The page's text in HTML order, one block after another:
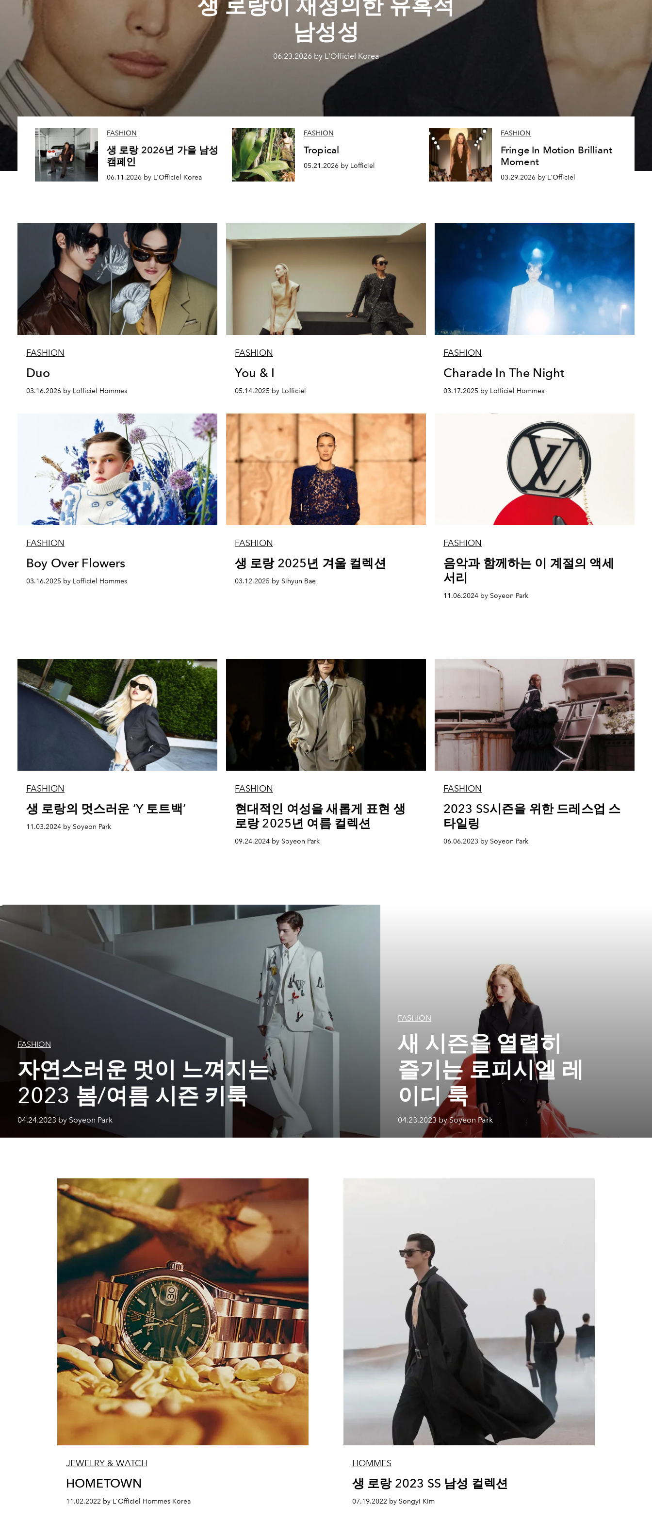
생 로랑이 재정의한 유혹적
남성성
06.23.2026 by L'Officiel Korea
FASHION
생 로랑 2026년 가을 남성
캠페인
06.11.2026 by L'Officiel Korea
FASHION
Tropical
05.21.2026 by Lofficiel
FASHION
Fringe In Motion Brilliant
Moment
03.29.2026 by L'Officiel
FASHION
Duo
03.16.2026 by Lofficiel Hommes
FASHION
You & I
05.14.2025 by Lofficiel
FASHION
Charade In The Night
03.17.2025 by Lofficiel Hommes
FASHION
Boy Over Flowers
03.16.2025 by Lofficiel Hommes
FASHION
생 로랑 2025년 겨울 컬렉션
03.12.2025 by Sihyun Bae
FASHION
음악과 함께하는 이 계절의 액세
서리
11.06.2024 by Soyeon Park
FASHION
생 로랑의 멋스러운 ‘Y 토트백’
11.03.2024 by Soyeon Park
FASHION
현대적인 여성을 새롭게 표현 생
로랑 2025년 여름 컬렉션
09.24.2024 by Soyeon Park
FASHION
2023 SS시즌을 위한 드레스업 스
타일링
06.06.2023 by Soyeon Park
FASHION
자연스러운 멋이 느껴지는
2023 봄/여름 시즌 키룩
04.24.2023 by Soyeon Park
FASHION
새 시즌을 열렬히
즐기는 로피시엘 레
이디 룩
04.23.2023 by Soyeon Park
JEWELRY & WATCH
HOMETOWN
11.02.2022 by L'Officiel Hommes Korea
HOMMES
생 로랑 2023 SS 남성 컬렉션
07.19.2022 by Songyi Kim